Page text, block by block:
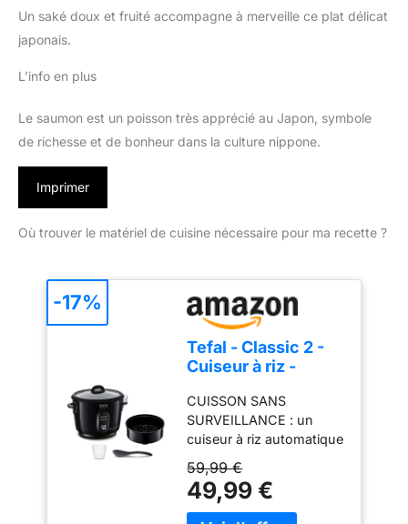
Un saké doux et fruité accompagne à merveille ce plat délicat
japonais.
L’info en plus
Le saumon est un poisson très apprécié au Japon, symbole
de richesse et de bonheur dans la culture nippone.
Imprimer
Où trouver le matériel de cuisine nécessaire pour ma recette ?
Tefal - Classic 2 -
Cuiseur à riz -
Noir
CUISSON SANS
SURVEILLANCE : un
cuiseur à riz automatique
sans surveillance
d'obtenir un riz
savoureux et cuit à la
59,99 €
49,99 €
-17%